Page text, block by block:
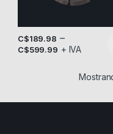
C$189.98 –
C$599.99 + IVA
Este producto tiene